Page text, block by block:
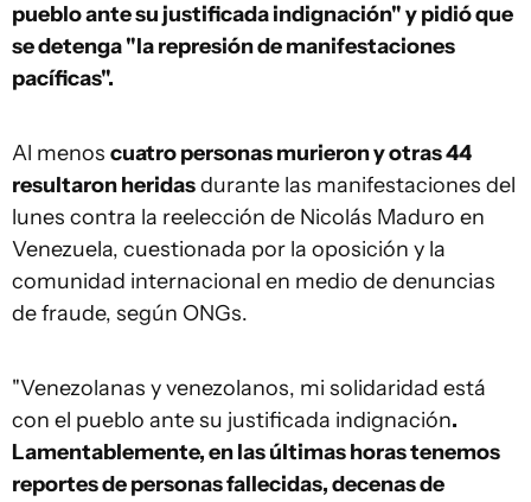
pueblo ante su justificada indignación" y pidió que
se detenga "la represión de manifestaciones
pacíficas".
Al menos cuatro personas murieron y otras 44
resultaron heridasdurante las manifestaciones del
lunes contra la reelección de Nicolás Maduro en
Venezuela, cuestionada por la oposición y la
comunidad internacional en medio de denuncias
de fraude, según ONGs.
"Venezolanas y venezolanos, mi solidaridad está
con el pueblo ante su justificada indignación.
Lamentablemente, en las últimas horas tenemos
reportes de personas fallecidas, decenas de